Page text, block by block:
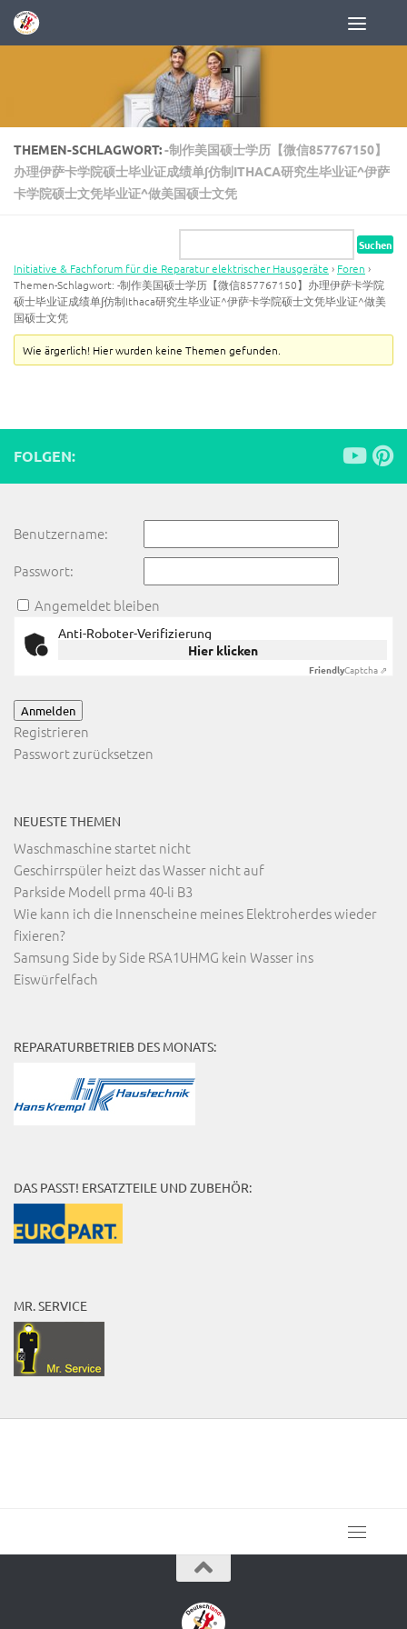
Zum Inhalt springen
THEMEN-SCHLAGWORT:-制作美国硕士学历【微信857767150】
办理伊萨卡学院硕士毕业证成绩单∫仿制ITHACA研究生毕业证^伊萨
卡学院硕士文凭毕业证^做美国硕士文凭
Initiative & Fachforum für die Reparatur elektrischer Hausgeräte › Foren ›
Themen-Schlagwort: -制作美国硕士学历【微信857767150】办理伊萨卡学院
硕士毕业证成绩单∫仿制Ithaca研究生毕业证^伊萨卡学院硕士文凭毕业证^做美
国硕士文凭
Wie ärgerlich! Hier wurden keine Themen gefunden.
FOLGEN:
Benutzername:
Passwort:
Angemeldet bleiben
Anti-Roboter-Verifizierung
Hier klicken
FriendlyCaptcha ⇗
Anmelden
Registrieren
Passwort zurücksetzen
NEUESTE THEMEN
Waschmaschine startet nicht
Geschirrspüler heizt das Wasser nicht auf
Parkside Modell prma 40-li B3
Wie kann ich die Innenscheine meines Elektroherdes wieder
fixieren?
Samsung Side by Side RSA1UHMG kein Wasser ins
Eiswürfelfach
REPARATURBETRIEB DES MONATS:
DAS PASST! ERSATZTEILE UND ZUBEHÖR:
MR. SERVICE